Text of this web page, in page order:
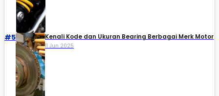
#5 Kenali Kode dan Ukuran Bearing Berbagai Merk Motor
11 Jun 2025